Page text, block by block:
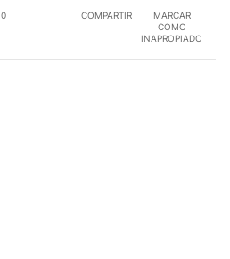
0 COMPARTIR
MARCAR
COMO
INAPROPIADO